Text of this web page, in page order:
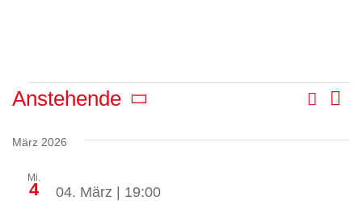
Veranstaltungen
Such-
Suche
Liste
Anstehende
wählen.
März 2026
Mi.
4 04. März | 19:00